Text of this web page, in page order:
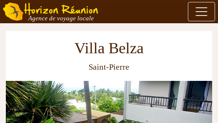
Horizon Réunion
Agence de voyage locale
Villa Belza
Saint-Pierre